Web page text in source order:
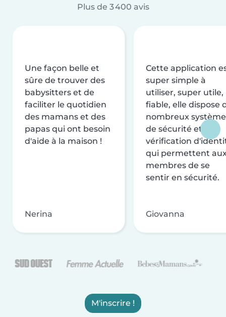
Plus de 3 400 avis
Une façon belle et
sûre de trouver des
babysitters et de
faciliter le quotidien
des mamans et des
papas qui ont besoin
d'aide à la maison !
Nerina
Cette application
super simple à
utiliser, super utile,
fiable, elle dispose
nombreux
de sécurité et de
vérification
qui permettent
membres de se
sentir en sécurité.
Giovanna
M'inscrire !